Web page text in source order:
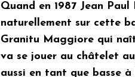
Quand en 1987 Jean
naturellement sur cette
Granitu Maggiore qui
va se jouer au châtelet
aussi en tant que basse à